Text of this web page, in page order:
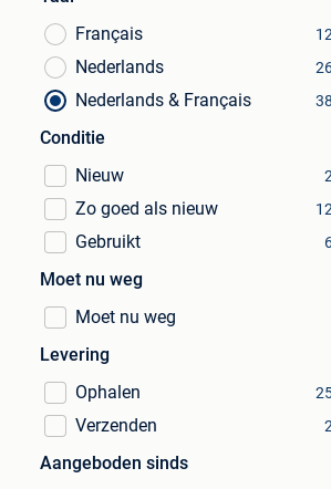
Français
Nederlands
Nederlands & Français
Conditie
Nieuw
Zo goed als nieuw
Gebruikt
Moet nu weg
Moet nu weg
Levering
Ophalen
Verzenden
Aangeboden sinds